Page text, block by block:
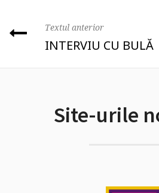
Textul anterior
INTERVIU CU BULĂ
Site-urile